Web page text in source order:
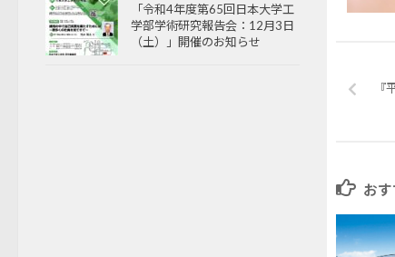
お
「令和4年度第65回日本大学工
学部学術研究報告会：12月3日
（土）」開催のお知らせ